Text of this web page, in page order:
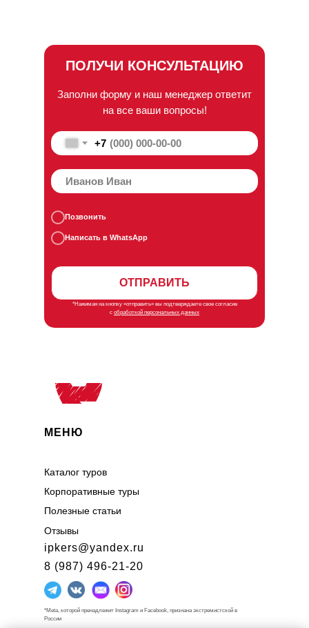
ПОЛУЧИ КОНСУЛЬТАЦИЮ
*Нажимая на кнопку «отправить» вы подтверждаете свое согласие
с обработкой персональных данных
Заполни форму и наш менеджер ответит
на все ваши вопросы!
+7
Позвонить
Написать в WhatsApp
ОТПРАВИТЬ
ipkers@yandex.ru
8 (987) 496-21-20
Каталог туров
Корпоративные туры
Полезные статьи
Отзывы
МЕНЮ
*Meta, которой пренадлежит Instagram и Facebook, признана экстремистской в
России